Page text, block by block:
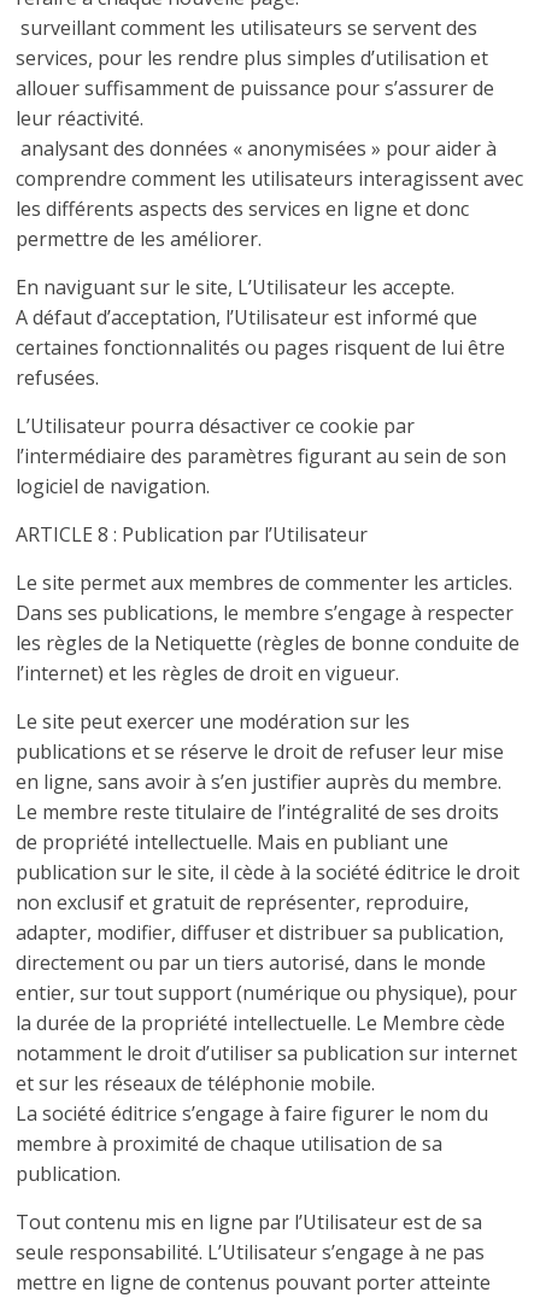
 surveillant comment les utilisateurs se servent des
services, pour les rendre plus simples d’utilisation et
allouer suffisamment de puissance pour s’assurer de
leur réactivité.
 analysant des données « anonymisées » pour aider à
comprendre comment les utilisateurs interagissent avec
les différents aspects des services en ligne et donc
permettre de les améliorer.
En naviguant sur le site, L’Utilisateur les accepte.
A défaut d’acceptation, l’Utilisateur est informé que
certaines fonctionnalités ou pages risquent de lui être
refusées.
L’Utilisateur pourra désactiver ce cookie par
l’intermédiaire des paramètres figurant au sein de son
logiciel de navigation.
ARTICLE 8 : Publication par l’Utilisateur
Le site permet aux membres de commenter les articles.
Dans ses publications, le membre s’engage à respecter
les règles de la Netiquette (règles de bonne conduite de
l’internet) et les règles de droit en vigueur.
Le site peut exercer une modération sur les
publications et se réserve le droit de refuser leur mise
en ligne, sans avoir à s’en justifier auprès du membre.
Le membre reste titulaire de l’intégralité de ses droits
de propriété intellectuelle. Mais en publiant une
publication sur le site, il cède à la société éditrice le droit
non exclusif et gratuit de représenter, reproduire,
adapter, modifier, diffuser et distribuer sa publication,
directement ou par un tiers autorisé, dans le monde
entier, sur tout support (numérique ou physique), pour
la durée de la propriété intellectuelle. Le Membre cède
notamment le droit d’utiliser sa publication sur internet
et sur les réseaux de téléphonie mobile.
La société éditrice s’engage à faire figurer le nom du
membre à proximité de chaque utilisation de sa
publication.
Tout contenu mis en ligne par l’Utilisateur est de sa
seule responsabilité. L’Utilisateur s’engage à ne pas
mettre en ligne de contenus pouvant porter atteinte